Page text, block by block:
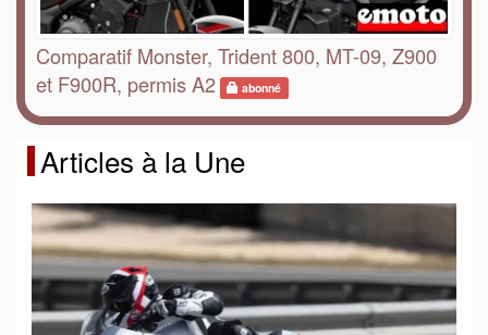
Comparatif Monster, Trident 800, MT-09, Z900
et F900R, permis A2
abonné
Articles à la Une